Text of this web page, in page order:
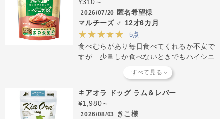
¥310～
2026/07/20 匿名希望様
マルチーズ ♂ 12才6カ月
★★★★★ 5点
食べむらがあり毎日食べてくれるか不安で
すが 少量しか食べないときでもハイシニ
す やわらかドライタイプと交互に食べさ
キアオラ ドッグ ラム＆レバー
¥1,980～
2026/08/03 きこ様